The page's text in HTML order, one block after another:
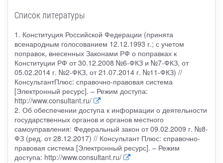
Список литературы
1. Конституция Российской Федерации (принята
всенародным голосованием 12.12.1993 г.; с учетом
поправок, внесенных Законами РФ о поправках к
Конституции РФ от 30.12.2008 №6-ФКЗ и №7-ФКЗ, от
05.02.2014 г. №2-ФКЗ, от 21.07.2014 г. №11-ФКЗ) //
КонсультантПлюс: справочно-правовая система
[Электронный ресурс]. – Режим доступа:
http://www.consultant.ru/
2. Об обеспечении доступа к информации о деятельности
государственных органов и органов местного
самоуправления: Федеральный закон от 09.02.2009 г. №8-
ФЗ (ред. от 28.12.2017) // Консультант Плюс: справочно-
правовая система [Электронный ресурс]. – Режим
доступа: http://www.consultant.ru/